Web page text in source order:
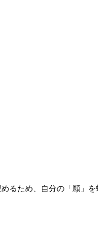
るため、自分の「願」